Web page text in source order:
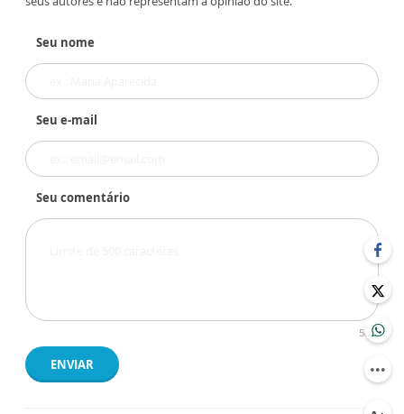
Seu nome
Seu e-mail
Seu comentário
500
ENVIAR